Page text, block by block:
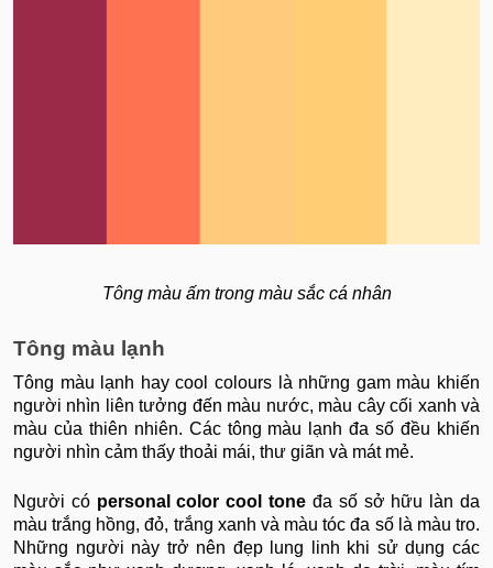
Tông màu ấm trong màu sắc cá nhân
Tông màu lạnh
Tông màu lạnh hay cool colours là những gam màu khiến
người nhìn liên tưởng đến màu nước, màu cây cối xanh và
màu của thiên nhiên. Các tông màu lạnh đa số đều khiến
người nhìn cảm thấy thoải mái, thư giãn và mát mẻ.
Người có personal color cool tone đa số sở hữu làn da
màu trắng hồng, đỏ, trắng xanh và màu tóc đa số là màu tro.
Những người này trở nên đẹp lung linh khi sử dụng các